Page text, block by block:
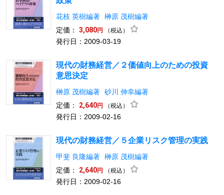
花枝 英樹編著 榊原 茂樹編著
定価：
3,080円 （税込）
発行日：2009-03-19
現代の財務経営／２価値向上のための投資
意思決定
榊原 茂樹編著 砂川 伸幸編著
定価：
2,640円 （税込）
発行日：2009-02-16
現代の財務経営／５企業リスク管理の実践
甲斐 良隆編著 榊原 茂樹編著
定価：
2,640円 （税込）
発行日：2009-02-16